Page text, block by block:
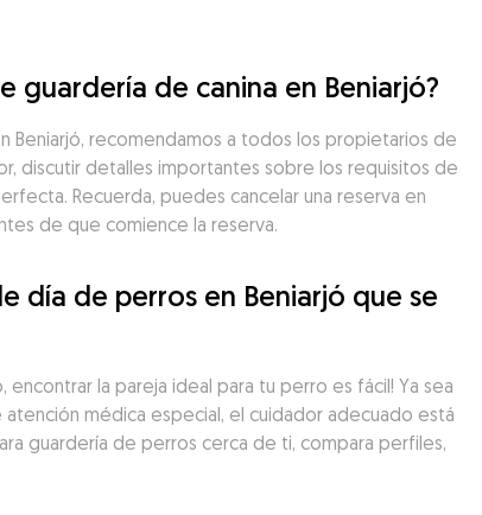
guardería de canina en Beniarjó?
Beniarjó, recomendamos a todos los propietarios de
discutir detalles importantes sobre los requisitos de
Recuerda, puedes cancelar una reserva en
de que comience la reserva.
día de perros en Beniarjó que se
la pareja ideal para tu perro es fácil! Ya sea
médica especial, el cuidador adecuado está
guardería de perros cerca de ti, compara perfiles,